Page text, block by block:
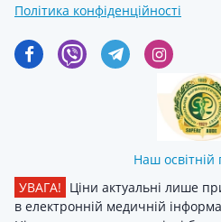
Політика конфіденційності
Наш освітній
УВАГА! Ціни актуальні лише
в електронній медичній